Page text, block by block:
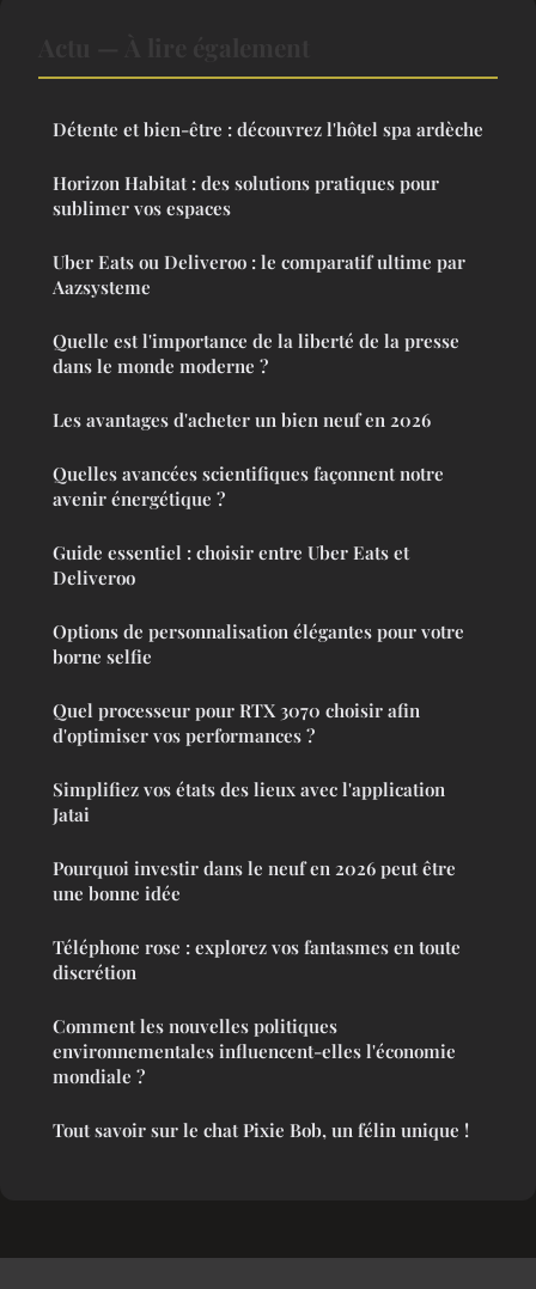
Détente et bien-être : découvrez l'hôtel spa ardèche
Horizon Habitat : des solutions pratiques pour
sublimer vos espaces
Uber Eats ou Deliveroo : le comparatif ultime par
Aazsysteme
Quelle est l'importance de la liberté de la presse
dans le monde moderne ?
Les avantages d'acheter un bien neuf en 2026
Quelles avancées scientifiques façonnent notre
avenir énergétique ?
Guide essentiel : choisir entre Uber Eats et
Deliveroo
Options de personnalisation élégantes pour votre
borne selfie
Quel processeur pour RTX 3070 choisir afin
d'optimiser vos performances ?
Simplifiez vos états des lieux avec l'application
Jatai
Pourquoi investir dans le neuf en 2026 peut être
une bonne idée
Téléphone rose : explorez vos fantasmes en toute
discrétion
Comment les nouvelles politiques
environnementales influencent-elles l'économie
mondiale ?
Tout savoir sur le chat Pixie Bob, un félin unique !